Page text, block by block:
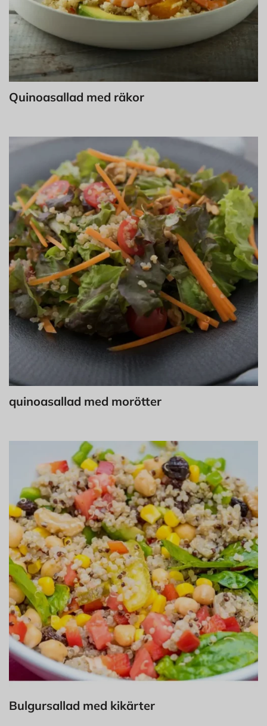
Quinoasallad med räkor
quinoasallad med morötter
Bulgursallad med kikärter